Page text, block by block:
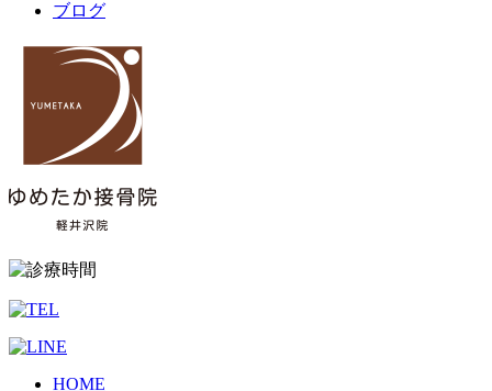
ブログ
HOME